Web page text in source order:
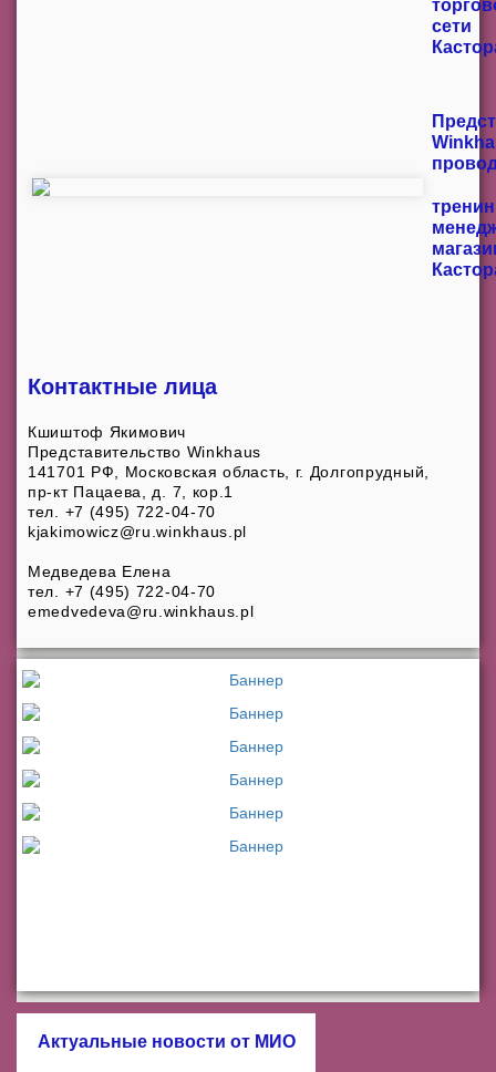
Актуальные новости от МИО
сети
Контактные лица
Кшиштоф Якимович
Представительство Winkhaus
141701 РФ, Московская область, г. Долгопрудный,
пр-кт Пацаева, д. 7, кор.1
тел. +7 (495) 722-04-70
kjakimowicz@ru.winkhaus.pl
Медведева Елена
тел. +7 (495) 722-04-70
emedvedeva@ru.winkhaus.pl